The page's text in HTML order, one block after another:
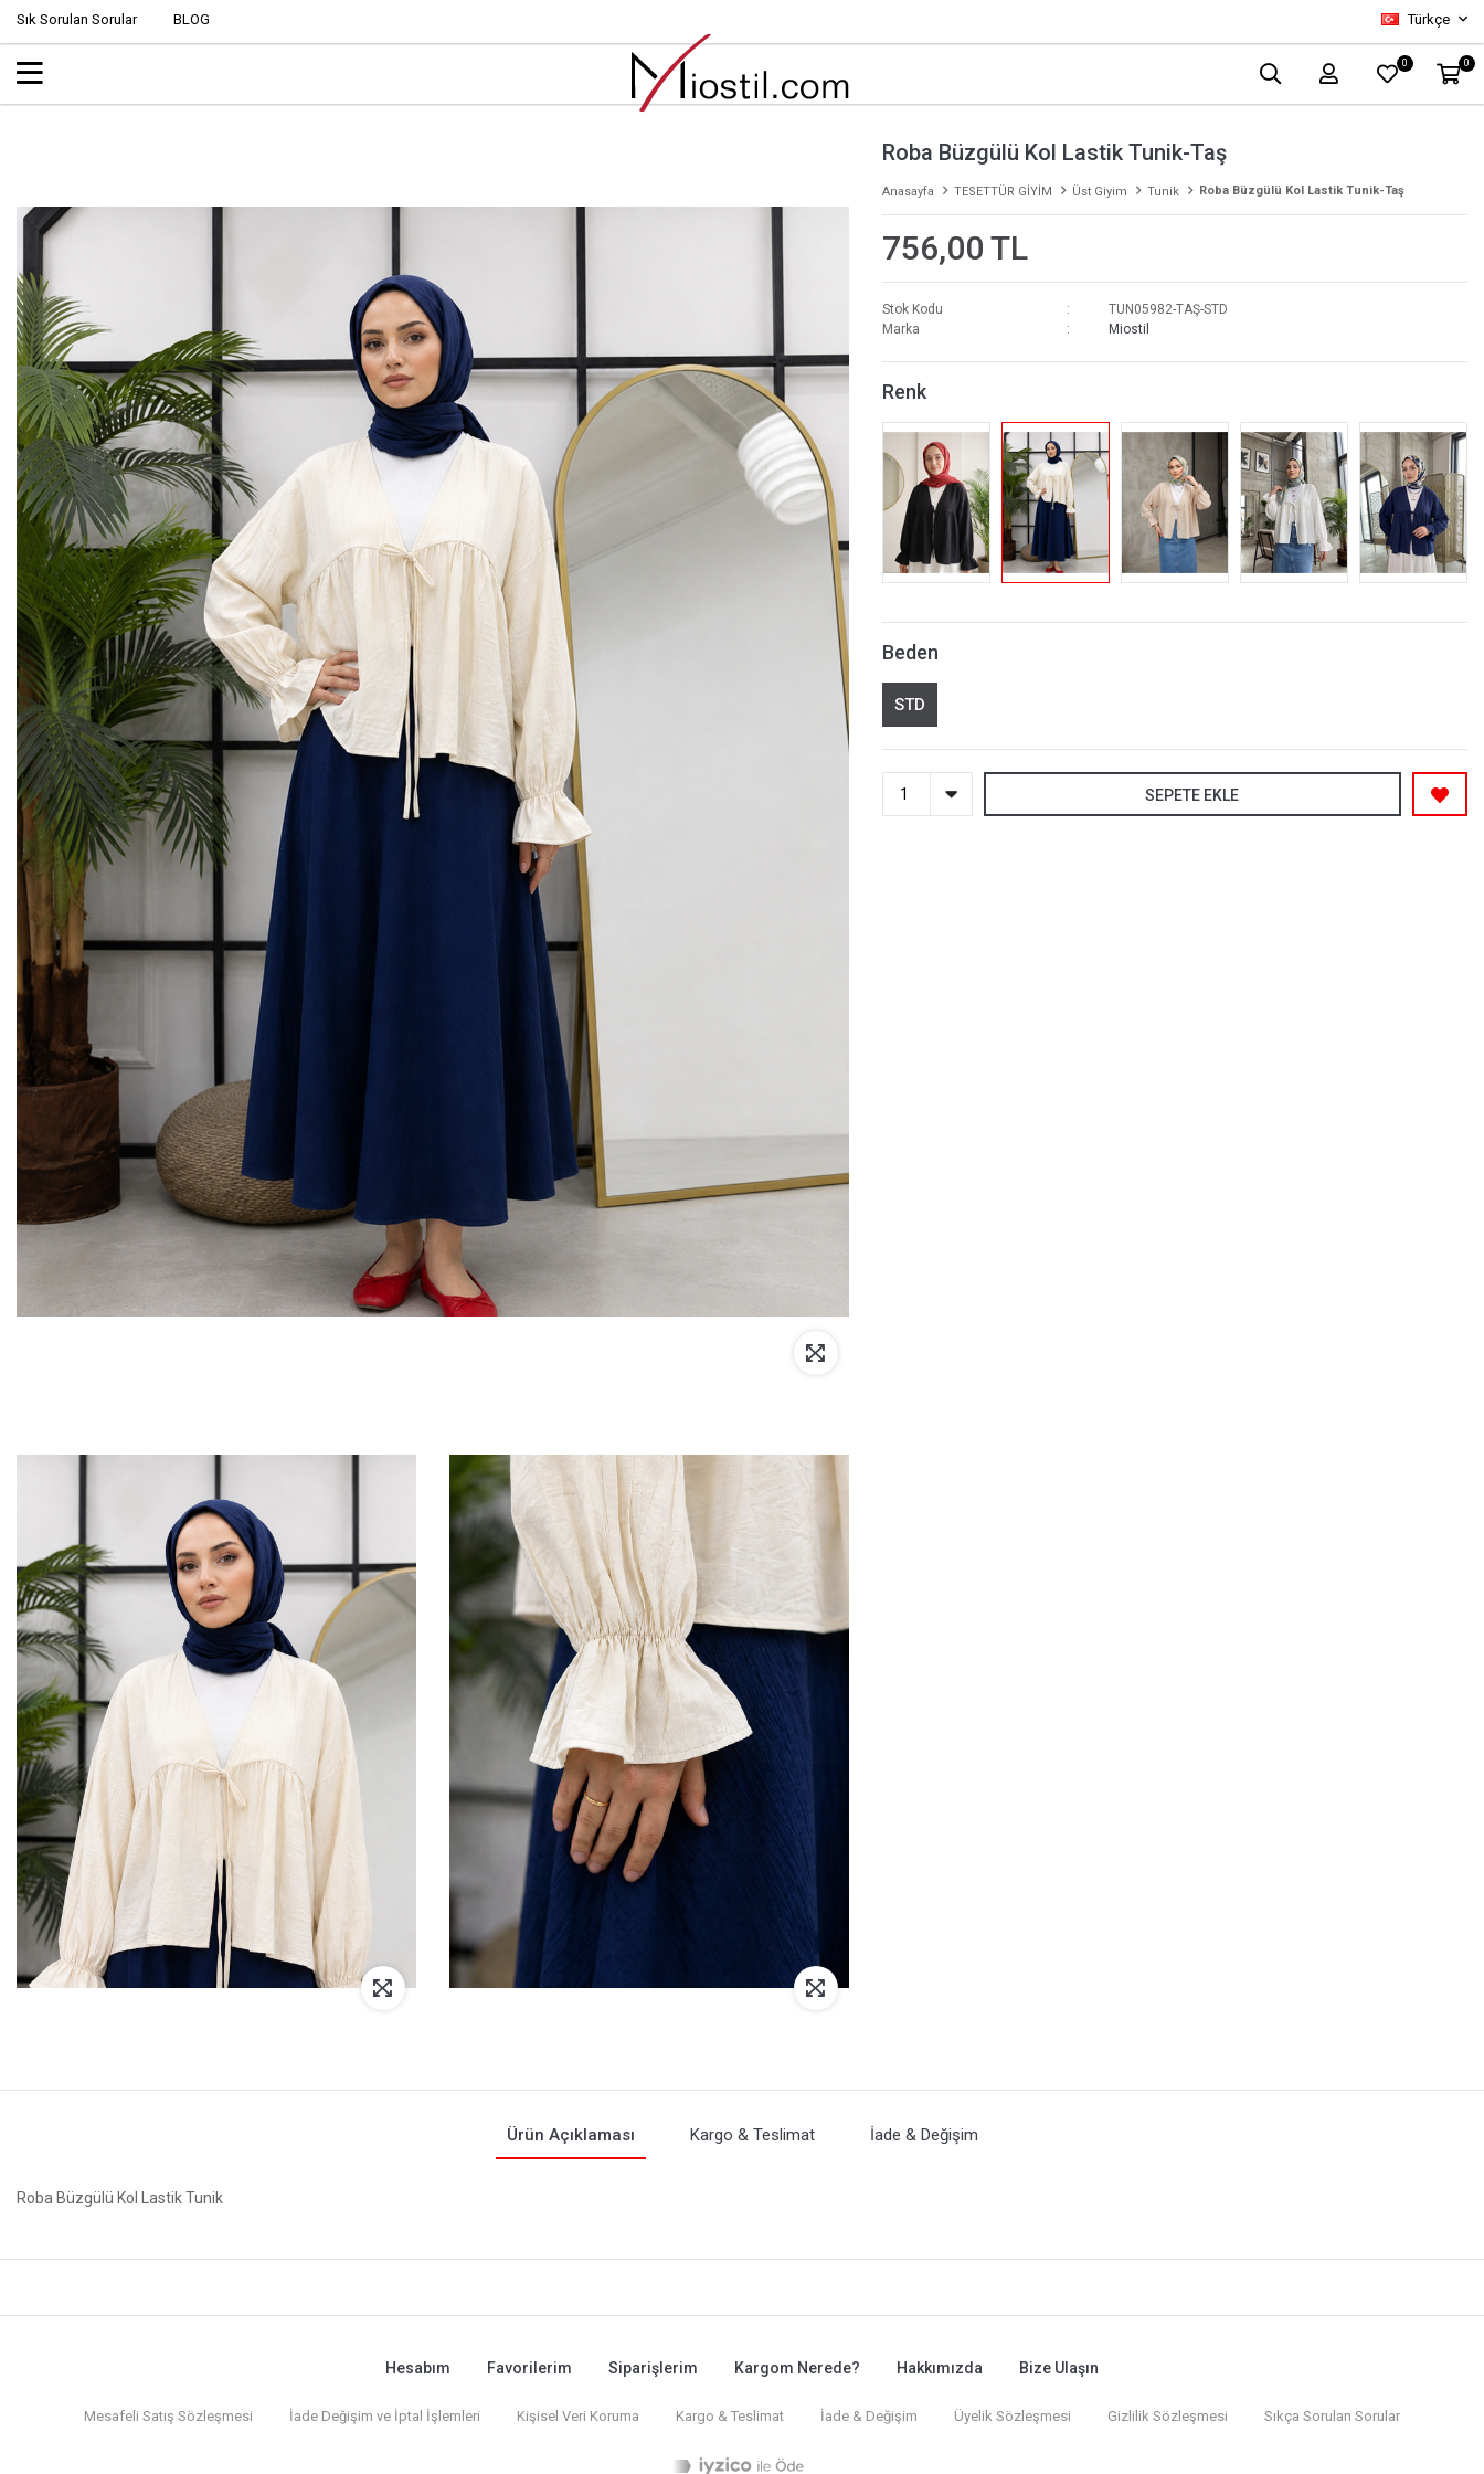
Sık Sorulan Sorular BLOG Türkçe
0 0
Roba Büzgülü Kol Lastik Tunik-Taş
Anasayfa TESETTÜR GİYİM Üst Giyim Tunik Roba Büzgülü Kol Lastik Tunik-Taş
756,00 TL
Stok Kodu
TUN05982-TAŞ-STD
Marka
Miostil
Renk
Beden
STD
SEPETE EKLE
Ürün Açıklaması Kargo & Teslimat İade & Değişim
Roba Büzgülü Kol Lastik Tunik
Hesabım Favorilerim Siparişlerim Kargom Nerede? Hakkımızda Bize Ulaşın
Mesafeli Satış Sözleşmesi İade Değişim ve İptal İşlemleri Kişisel Veri Koruma Kargo & Teslimat İade & Değişim Üyelik Sözleşmesi Gizlilik Sözleşmesi Sıkça Sorulan Sorular